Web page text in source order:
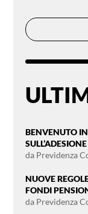
BENVENUTO
da Previdenza
NUOVE
FONDI
da Previdenza